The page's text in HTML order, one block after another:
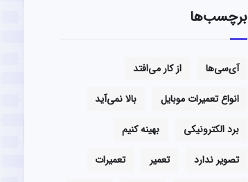
برچسب‌ها
آی‌سی‌ها
از کار می‌افتد
انواع تعمیرات موبایل
بالا نمی‌آید
برد الکترونیکی
بهینه کنیم
تصویر ندارد
تعمیر
تعمیرات